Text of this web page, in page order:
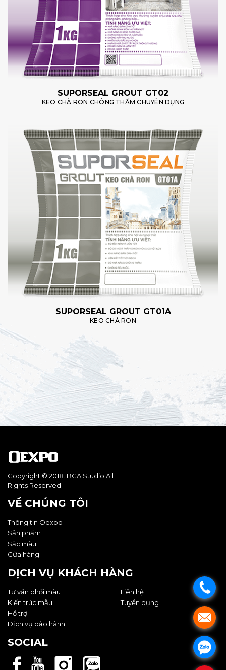
SUPORSEAL GROUT GT02
KEO CHÀ RON CHÔNG THẤM CHUYÊN DỤNG
SUPORSEAL GROUT GT01A
KEO CHÀ RON
Copyright © 2018. BCA Studio All
Rights Reserved
VỀ CHÚNG TÔI
Thông tin Oexpo
Sản phẩm
Sắc màu
Cửa hàng
DỊCH VỤ KHÁCH HÀNG
Tư vấn phối màu
Kiến trúc mẫu
Hổ trợ
Dịch vụ bảo hành
Liên hệ
Tuyển dụng
SOCIAL
.
.
.